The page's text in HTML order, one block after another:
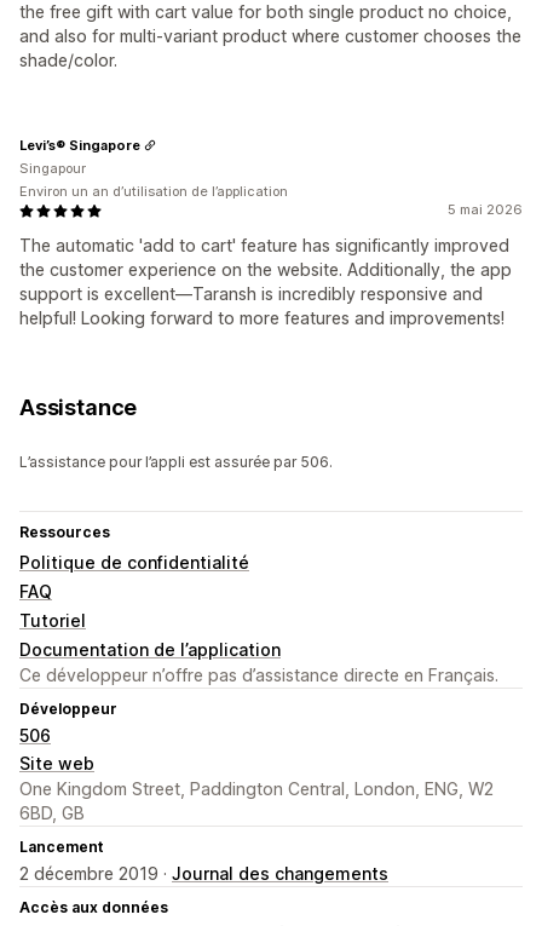
the free gift with cart value for both single product no choice,
and also for multi-variant product where customer chooses the
shade/color.
5 mai 2026
The automatic 'add to cart' feature has significantly improved
the customer experience on the website. Additionally, the app
support is excellent—Taransh is incredibly responsive and
helpful! Looking forward to more features and improvements!
Levi’s® Singapore
Singapour
Environ un an d’utilisation de l’application
Assistance
L’assistance pour l’appli est assurée par 506.
Ressources
Politique de confidentialité
FAQ
Tutoriel
Documentation de l’application
Ce développeur n’offre pas d’assistance directe en Français.
Développeur
506
Site web
One Kingdom Street, Paddington Central, London, ENG, W2
6BD, GB
Lancement
2 décembre 2019 · Journal des changements
Accès aux données